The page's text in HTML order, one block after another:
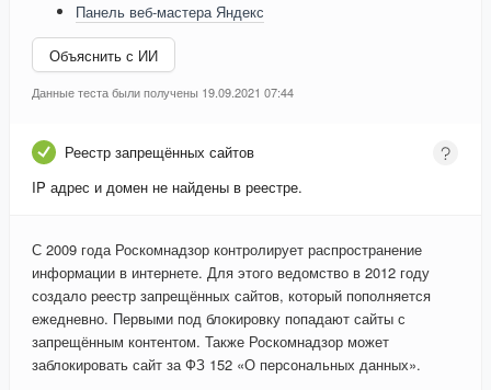
Панель веб-мастера Яндекс
Объяснить с ИИ
Данные теста были получены 19.09.2021 07:44
Реестр запрещённых сайтов
IP адрес и домен не найдены в реестре.
С 2009 года Роскомнадзор контролирует распространение
информации в интернете. Для этого ведомство в 2012 году
создало реестр запрещённых сайтов, который пополняется
ежедневно. Первыми под блокировку попадают сайты с
запрещённым контентом. Также Роскомнадзор может
заблокировать сайт за ФЗ 152 «О персональных данных».